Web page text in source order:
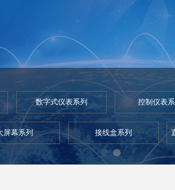
数字式仪表系列 控制仪表系
屏幕系列 接线盒系列